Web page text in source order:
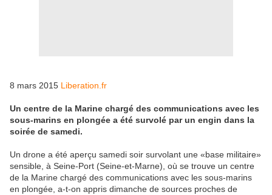
8 mars 2015 Liberation.fr
Un centre de la Marine chargé des communications avec les
sous-marins en plongée a été survolé par un engin dans la
soirée de samedi.
Un drone a été aperçu samedi soir survolant une «base militaire»
sensible, à Seine-Port (Seine-et-Marne), où se trouve un centre
de la Marine chargé des communications avec les sous-marins
en plongée, a-t-on appris dimanche de sources proches de